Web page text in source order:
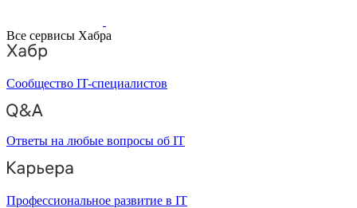
Все сервисы Хабра
Сообщество IT-специалистов
Ответы на любые вопросы об IT
Профессиональное развитие в IT